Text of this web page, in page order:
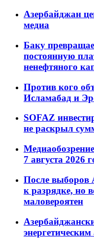
Азербайджан
медиа
Баку
постоянную
ненефтяного
Против кого
Исламабад и
SOFAZ
не раскрыл
7 августа 2026
После выборов
к разрядке, но
маловероятен